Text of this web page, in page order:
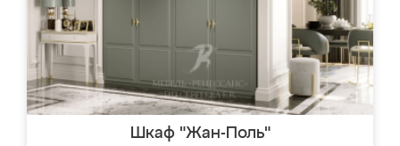
Шкаф "Жан-Поль"